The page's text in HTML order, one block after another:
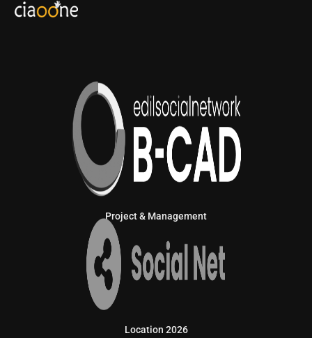
Project & Management
Location 2026